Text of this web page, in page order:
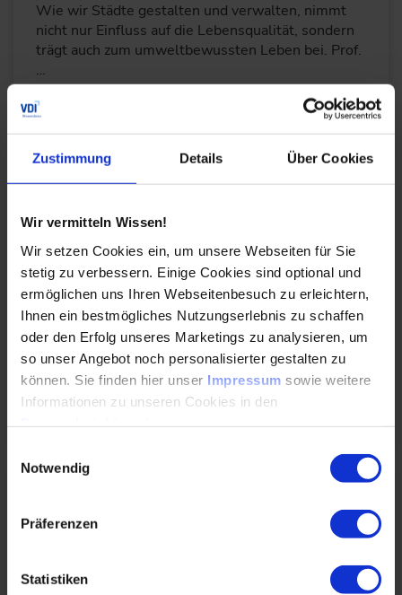
Zustimmung Details Über Cookies
Wir vermitteln Wissen!
Wir setzen Cookies ein, um unsere Webseiten für Sie
stetig zu verbessern. Einige Cookies sind optional und
ermöglichen uns Ihren Webseitenbesuch zu erleichtern,
Ihnen ein bestmögliches Nutzungserlebnis zu schaffen
oder den Erfolg unseres Marketings zu analysieren, um
so unser Angebot noch personalisierter gestalten zu
können. Sie finden hier unser Impressum sowie weitere
Informationen zu unseren Cookies in den
Notwendig
Präferenzen
Statistiken
Wie wir Städte gestalten und verwalten, nimmt
nicht nur Einfluss auf die Lebensqualität, sondern
trägt auch zum umweltbewussten Leben bei. Prof.
…
WEITERLESEN
Meiß
27.07.2021
Abfälle entstehen immer am Ende der Nutzung
eines Produkts - daraus wieder für gleiche
Produkte Rohstoffe herzustellen, entlastet den…
Elektro(nik)altgeräte wächst